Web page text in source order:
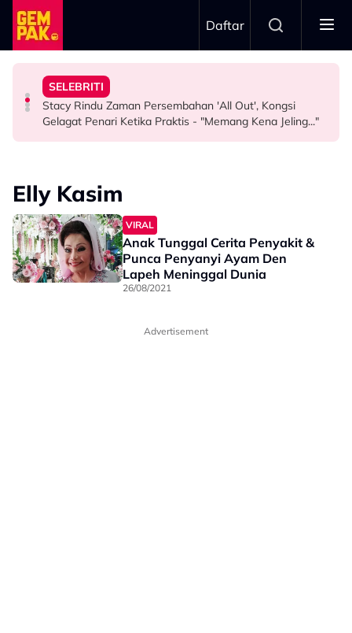
Skip to main content
Daftar
HIBURAN
Pengarah Muzik, Komposer Sze Wan Meninggal Dunia,
Misha Omar: “Gone Too Soon”
SELEBRITI
Stacy Rindu Zaman Persembahan 'All Out', Kongsi
Gelagat Penari Ketika Praktis - "Memang Kena Jeling..."
SELEBRITI
Bukan Penyanyi Ego, Adzrin Adzhar 'Back-Up' Awie -
"Ini Namanya Penyanyi Yang..."
HIBURAN
Intan Najuwa Timang Anak Perempuan Kedua, Beri
Nama…
Elly Kasim
VIRAL
Anak Tunggal Cerita Penyakit &
Punca Penyanyi Ayam Den
Lapeh Meninggal Dunia
26/08/2021
Advertisement